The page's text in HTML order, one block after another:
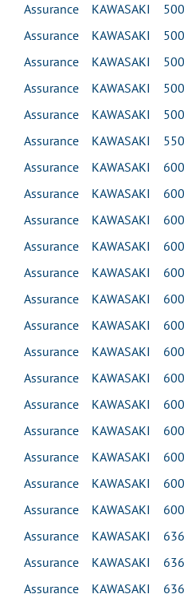
Assurance KAWASAKI
Assurance KAWASAKI
Assurance KAWASAKI
Assurance KAWASAKI
Assurance KAWASAKI
Assurance KAWASAKI
Assurance KAWASAKI
Assurance KAWASAKI
Assurance KAWASAKI
Assurance KAWASAKI
Assurance KAWASAKI
Assurance KAWASAKI
Assurance KAWASAKI
Assurance KAWASAKI
Assurance KAWASAKI
Assurance KAWASAKI
Assurance KAWASAKI
Assurance KAWASAKI
Assurance KAWASAKI
Assurance KAWASAKI
Assurance KAWASAKI
Assurance KAWASAKI
Assurance KAWASAKI